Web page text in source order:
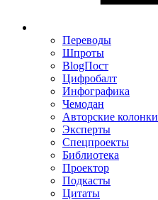
Переводы
Шпроты
BlogПост
Цифробалт
Инфографика
Чемодан
Авторские колонки
Эксперты
Спецпроекты
Библиотека
Проектор
Подкасты
Цитаты